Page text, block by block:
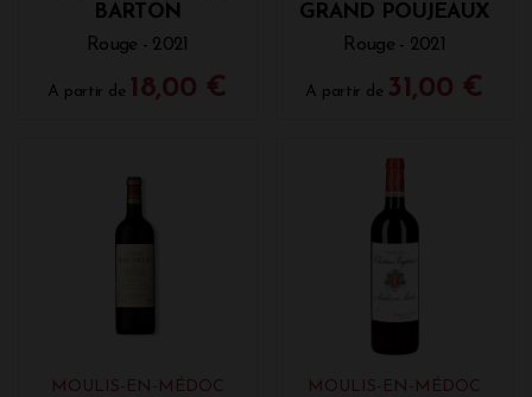
BARTON
Rouge - 2021
A partir de 18,00 €
GRAND POUJEAUX
Rouge - 2021
A partir de 31,00 €
MOULIS-EN-MÉDOC MOULIS-EN-MÉDOC